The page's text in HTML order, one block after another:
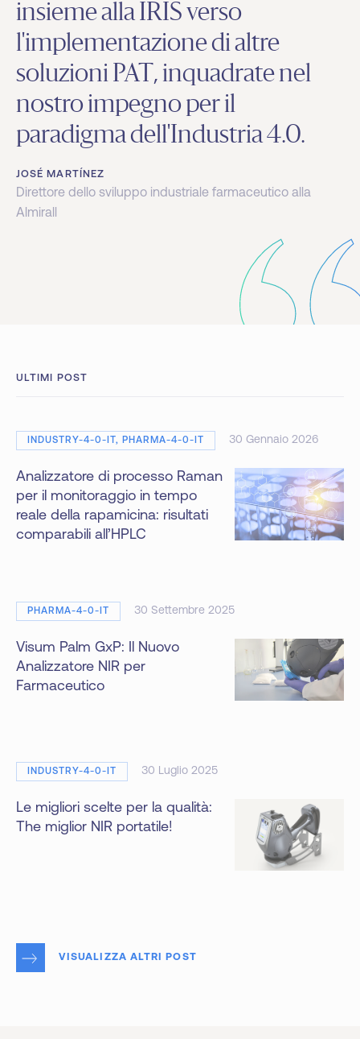
insieme alla IRIS verso
l'implementazione di altre
soluzioni PAT, inquadrate nel
nostro impegno per il
paradigma dell'Industria 4.0.
JOSÉ MARTÍNEZ
Direttore dello sviluppo industriale farmaceutico alla
Almirall
ULTIMI POST
INDUSTRY-4-0-IT, PHARMA-4-0-IT 30 Gennaio 2026
Analizzatore di processo Raman
per il monitoraggio in tempo
reale della rapamicina: risultati
comparabili all’HPLC
PHARMA-4-0-IT 30 Settembre 2025
Visum Palm GxP: Il Nuovo
Analizzatore NIR per
Farmaceutico
INDUSTRY-4-0-IT 30 Luglio 2025
Le migliori scelte per la qualità:
The miglior NIR portatile!
VISUALIZZA ALTRI POST